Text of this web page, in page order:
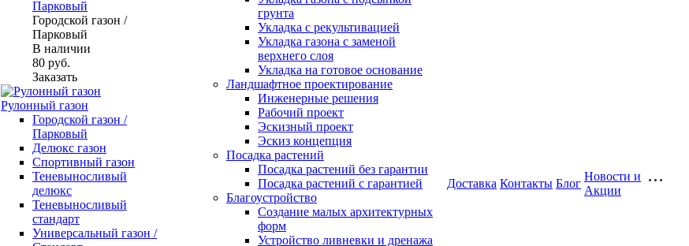
Парковый
Городской газон /
Парковый
В наличии
80 руб.
Заказать
Рулонный газон
Городской газон /
Парковый
Делюкс газон
Спортивный газон
Теневыносливый
делюкс
Теневыносливый
стандарт
Универсальный газон /
грунта
Укладка с рекультивацией
Укладка газона с заменой
верхнего слоя
Укладка на готовое основание
Ландшафтное проектирование
Инженерные решения
Рабочий проект
Эскизный проект
Эскиз концепция
Посадка растений
Посадка растений без гарантии
Посадка растений с гарантией
Благоустройство
Создание малых архитектурных
форм
Устройство ливневки и дренажа
Доставка Контакты Блог
Новости и
Акции